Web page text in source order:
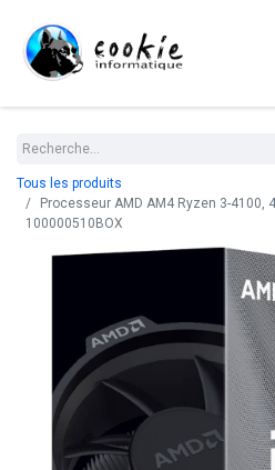
Tous les produits
Processeur AMD AM4 Ryzen 3-4100,
100000510BOX